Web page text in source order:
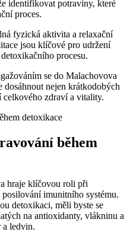
identifikovat potraviny, které
proces.
fyzická aktivita a relaxační
jsou klíčové pro udržení
procesu.
se do Malachovova
dosáhnout nejen krátkodobých
celkového zdraví a vitality.
během
hraje klíčovou roli při
imunitního systému.
detoxikaci, měli byste se
na antioxidanty, vlákninu a
a ledvin.